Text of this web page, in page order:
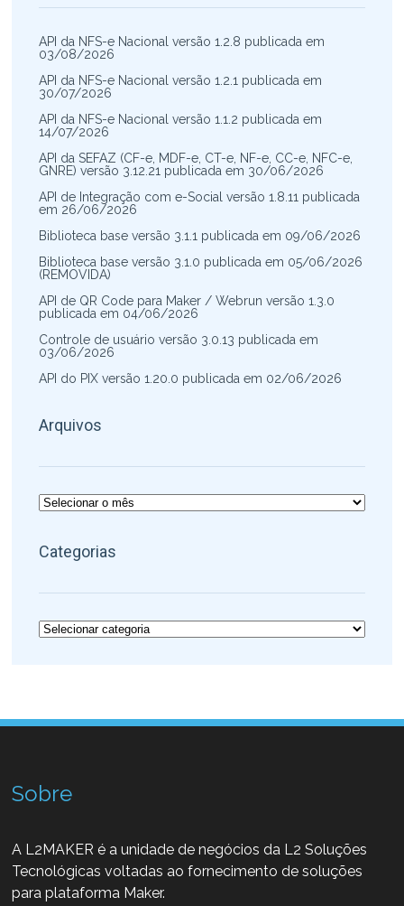
API da NFS-e Nacional versão 1.2.8 publicada em
03/08/2026
API da NFS-e Nacional versão 1.2.1 publicada em
30/07/2026
API da NFS-e Nacional versão 1.1.2 publicada em
14/07/2026
API da SEFAZ (CF-e, MDF-e, CT-e, NF-e, CC-e, NFC-e,
GNRE) versão 3.12.21 publicada em 30/06/2026
API de Integração com e-Social versão 1.8.11 publicada
em 26/06/2026
Biblioteca base versão 3.1.1 publicada em 09/06/2026
Biblioteca base versão 3.1.0 publicada em 05/06/2026
(REMOVIDA)
API de QR Code para Maker / Webrun versão 1.3.0
publicada em 04/06/2026
Controle de usuário versão 3.0.13 publicada em
03/06/2026
API do PIX versão 1.20.0 publicada em 02/06/2026
Arquivos
Arquivos
Categorias
Categorias
Sobre
A L2MAKER é a unidade de negócios da L2 Soluções
Tecnológicas voltadas ao fornecimento de soluções
para plataforma Maker.